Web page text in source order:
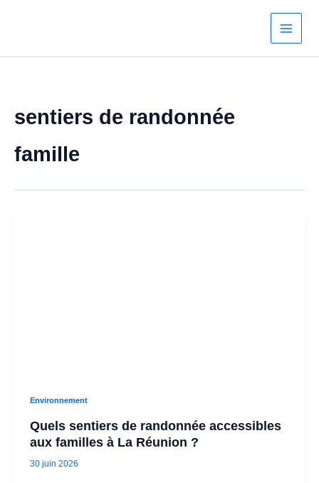
sentiers de randonnée
famille
Environnement
Quels sentiers de randonnée accessibles
aux familles à La Réunion ?
30 juin 2026